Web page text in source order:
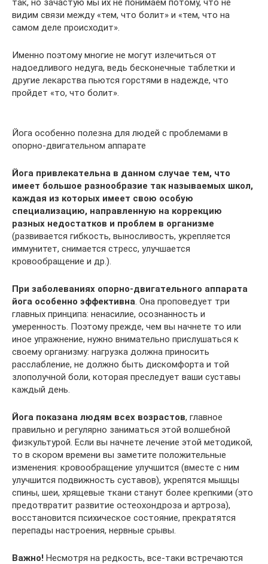
видим связи между «тем, что болит» и «тем, что на
самом деле происходит».
Именно поэтому многие не могут излечиться от
надоедливого недуга, ведь бесконечные таблетки и
другие лекарства пьются горстями в надежде, что
пройдет «то, что болит».
Йога особенно полезна для людей с проблемами в
опорно-двигательном аппарате
Йога привлекательна в данном случае тем, что
имеет большое разнообразие так называемых школ,
каждая из которых имеет свою особую
специализацию, направленную на коррекцию
разных недостатков и проблем в организме
(развивается гибкость, выносливость, укрепляется
иммунитет, снимается стресс, улучшается
кровообращение и др.).
При заболеваниях опорно-двигательного аппарата
йога особенно эффективна . Она проповедует три
главных принципа: ненасилие, осознанность и
умеренность. Поэтому прежде, чем вы начнете то или
иное упражнение, нужно внимательно прислушаться к
своему организму: нагрузка должна приносить
расслабление, не должно быть дискомфорта и той
злополучной боли, которая преследует ваши суставы
каждый день.
Йога показана людям всех возрастов, главное
правильно и регулярно заниматься этой волшебной
физкультурой. Если вы начнете лечение этой методикой,
то в скором времени вы заметите положительные
изменения: кровообращение улучшится (вместе с ним
улучшится подвижность суставов), укрепятся мышцы
спины, шеи, хрящевые ткани станут более крепкими (это
предотвратит развитие остеохондроза и артроза),
восстановится психическое состояние, прекратятся
перепады настроения, нервные срывы.
Важно! Несмотря на редкость, все-таки встречаются